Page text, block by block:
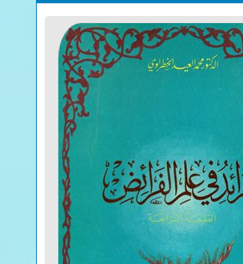
oxolinic acid in sea-bass,
(L., 1758), after a single rapid